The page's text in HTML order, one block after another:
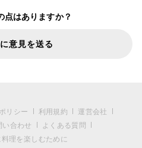
点はありますか？
意見を送る
リシー 利用規約
運営会社
合わせ
よくある質問
理を楽しむために